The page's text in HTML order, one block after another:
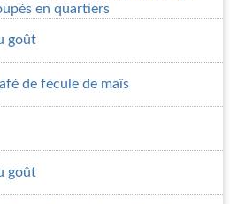
en quartiers
goût
de fécule de maïs
goût